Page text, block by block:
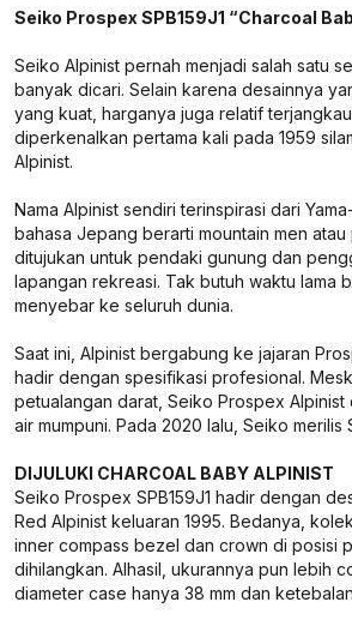
Seiko Prospex SPB159J1 “Charcoal
Seiko Alpinist pernah menjadi salah satu
banyak dicari. Selain karena desainnya
yang kuat, harganya juga relatif
diperkenalkan pertama kali pada 1959
Alpinist.
Nama Alpinist sendiri terinspirasi dari
bahasa Jepang berarti mountain men atau
ditujukan untuk pendaki gunung dan
lapangan rekreasi. Tak butuh waktu lama
menyebar ke seluruh dunia.
Saat ini, Alpinist bergabung ke jajaran
hadir dengan spesifikasi profesional.
petualangan darat, Seiko Prospex Alpinist
air mumpuni. Pada 2020 lalu, Seiko merilis
DIJULUKI CHARCOAL BABY ALPINIST
Seiko Prospex SPB159J1 hadir dengan
Red Alpinist keluaran 1995. Bedanya,
inner compass bezel dan crown di posisi
dihilangkan. Alhasil, ukurannya pun lebih
diameter case hanya 38 mm dan ketebalan